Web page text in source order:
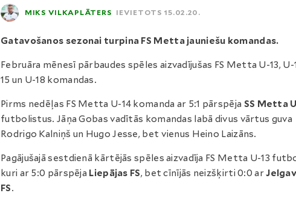
MIKS VILKAPLĀTERS IEVIETOTS 15.02.20.
Gatavošanos sezonai turpina FS Metta jauniešu komandas.
Februāra mēnesī pārbaudes spēles aizvadījušas FS Metta U-13, U-
15 un U-18 komandas.
Pirms nedēļas FS Metta U-14 komanda ar 5:1 pārspēja SS Metta
futbolistus. Jāņa Gobas vadītās komandas labā divus vārtus guva
Rodrigo Kalniņš un Hugo Jesse, bet vienus Heino Laizāns.
Pagājušajā sestdienā kārtējās spēles aizvadīja FS Metta U-13
kuri ar 5:0 pārspēja Liepājas FS, bet cīnījās neizšķirti 0:0 ar
FS.